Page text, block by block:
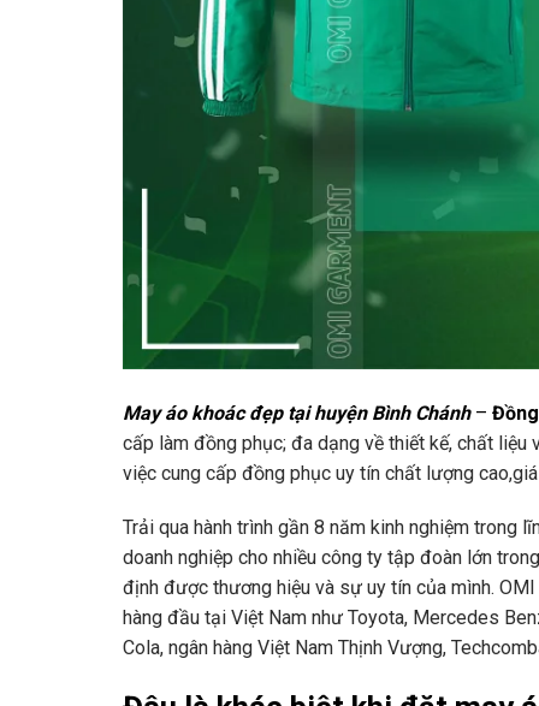
May áo khoác đẹp tại huyện Bình Chánh–
cấp làm đồng phục; đa dạng về thiết kế, chất liệu
việc cung cấp đồng phục uy tín chất lượng
Trải qua hành trình gần 8 năm kinh nghiệm trong
doanh nghiệp cho nhiều công ty tập đoàn lớn
định được thương hiệu và sự uy tín của mình.
hàng đầu tại Việt Nam như Toyota, Mercedes
Cola, ngân hàng Việt Nam Thịnh Vượng,